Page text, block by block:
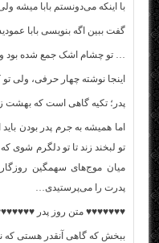
با اینکه می‌دونستم بابا میشه
گفت ببین اگه بنویسی بابا
… تو چشام اشک جمع شده بود و
اینجا نوشته چهار حرفی، ولی
پدر؛ تکیه گاهی است که
اما همیشه به جرم پدر بودن
تو لبخند زند تا تو دلگرم شوی
میان موج‌های سهمگین
پدرت را می‌پرستیدی…
♥♥♥♥♥♥♥ متن روز پدر
ببخش که گاهی آنقدر هستی که